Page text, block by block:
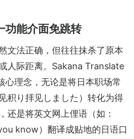
功能介面免跳转
文法正确，但往往抹杀了原本
人际距离。Sakana Translate
心理念，无论是将日本职场常
积り拝见しました）转化为得
还是将英文网上俚语（如：
know）翻译成贴地的日语口